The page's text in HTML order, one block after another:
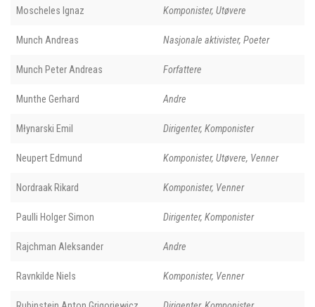
Moscheles Ignaz Komponister, Utøvere
Munch Andreas Nasjonale aktivister, Poeter
Munch Peter Andreas Forfattere
Munthe Gerhard Andre
Młynarski Emil Dirigenter, Komponister
Neupert Edmund Komponister, Utøvere, Venner
Nordraak Rikard Komponister, Venner
Paulli Holger Simon Dirigenter, Komponister
Rajchman Aleksander Andre
Ravnkilde Niels Komponister, Venner